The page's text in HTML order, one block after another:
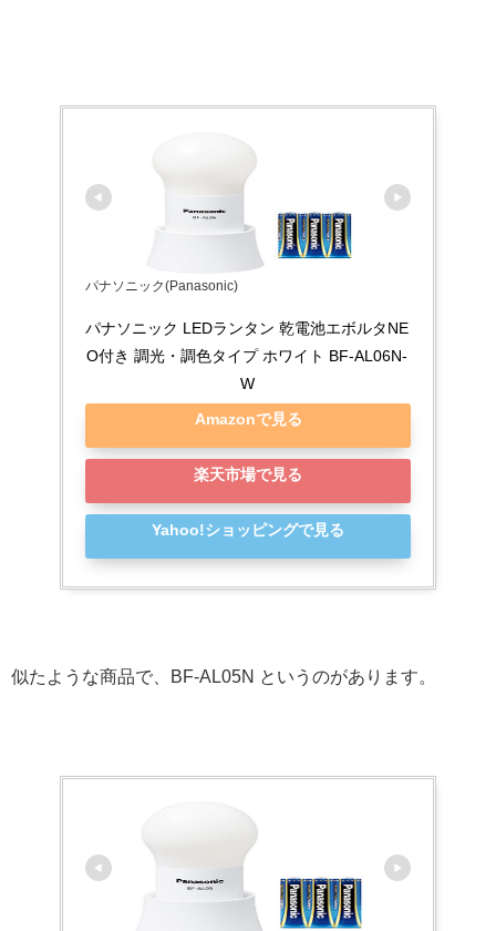
パナソニック(Panasonic)
パナソニック LEDランタン 乾電池エボルタNE
O付き 調光・調色タイプ ホワイト BF-AL06N-
W
Amazonで見る
楽天市場で見る
Yahoo!ショッピングで見る
似たような商品で、BF-AL05N というのがあります。